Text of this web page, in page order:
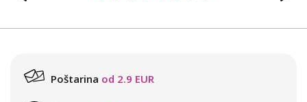
Poštarina od 2.9 EUR